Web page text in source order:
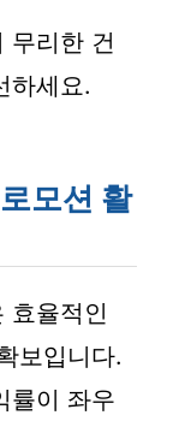
무리한 건
하세요.
모션 활
효율적인
보입니다.
률이 좌우